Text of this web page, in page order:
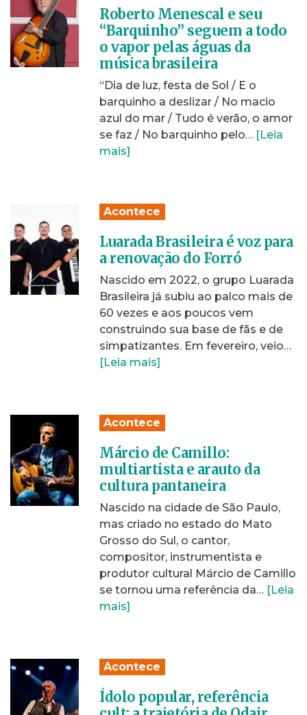
Roberto Menescal e seu
“Barquinho” seguem a todo
o vapor pelas águas da
música brasileira
“Dia de luz, festa de Sol / E o
barquinho a deslizar / No macio
azul do mar / Tudo é verão, o amor
se faz / No barquinho pelo… [Leia
mais]
Acontece
Luarada Brasileira é voz para
a renovação do Forró
Nascido em 2022, o grupo Luarada
Brasileira já subiu ao palco mais de
60 vezes e aos poucos vem
construindo sua base de fãs e de
simpatizantes. Em fevereiro, veio…
[Leia mais]
Acontece
Márcio de Camillo:
multiartista e arauto da
cultura pantaneira
Nascido na cidade de São Paulo,
mas criado no estado do Mato
Grosso do Sul, o cantor,
compositor, instrumentista e
produtor cultural Márcio de Camillo
se tornou uma referência da… [Leia
mais]
Acontece
Ídolo popular, referência